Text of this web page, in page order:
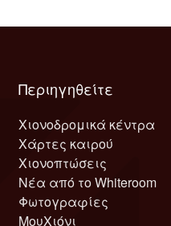
Περιηγηθείτε
Χιονοδρομικά κέντρα
Χάρτες καιρού
Χιονοπτώσεις
Νέα από το Whiteroom
Φωτογραφίες
ΜουΧιόνι